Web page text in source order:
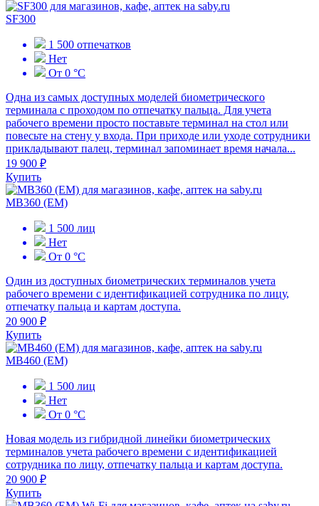
SF300
1 500 отпечатков
Нет
От 0 °C
Одна из самых доступных моделей биометрического
терминала с проходом по отпечатку пальца. Для учета
рабочего времени просто поставьте терминал на стол или
повесьте на стену у входа. При приходе или уходе сотрудники
прикладывают палец, терминал запоминает время начала...
19 900 ₽
Купить
MB360 (EM)
1 500 лиц
Нет
От 0 °С
Один из доступных биометрических терминалов учета
рабочего времени с идентификацией сотрудника по лицу,
отпечатку пальца и картам доступа.
20 900 ₽
Купить
MB460 (EM)
1 500 лиц
Нет
От 0 °С
Новая модель из гибридной линейки биометрических
терминалов учета рабочего времени с идентификацией
сотрудника по лицу, отпечатку пальца и картам доступа.
20 900 ₽
Купить